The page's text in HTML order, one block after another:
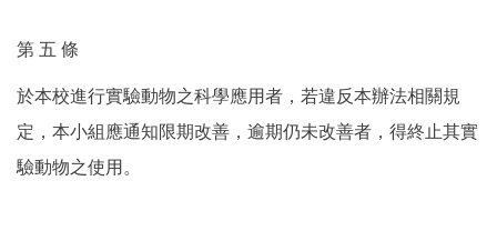
第 五 條
於本校進行實驗動物之科學應用者，若違反本辦法相關規
定，本小組應通知限期改善，逾期仍未改善者，得終止其實
驗動物之使用。